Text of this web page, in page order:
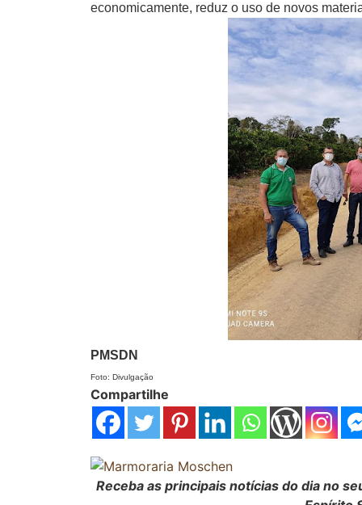
economicamente, reduz o uso de novos
PMSDN
Foto: Divulgação
Compartilhe
Receba as principais notícias do dia no